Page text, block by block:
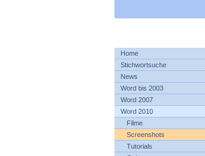
Home
Stichwortsuche
News
Word bis 2003
Word 2007
Word 2010
Filme
Screenshots
Tutorials